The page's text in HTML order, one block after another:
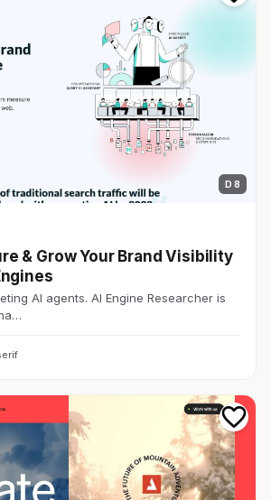
D 8
& Grow Your Brand Visibility
AI agents. AI Engine Researcher is